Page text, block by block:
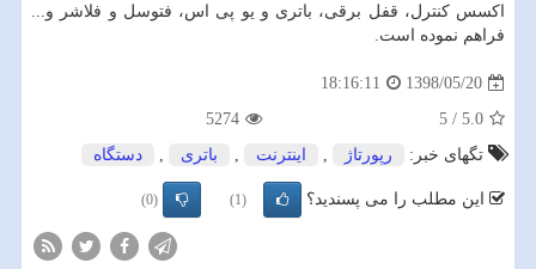
اکسس کنترل، قفل برقی، باتری و یو پی اس، فتوسل و فلاشر و...
فراهم نموده است.
1398/05/20
18:16:11
5.0
/
5
5274
تگهای خبر:
رپورتاژ , اینترنت , باتری , دستگاه
این مطلب را می پسندید؟ (1)
(0)